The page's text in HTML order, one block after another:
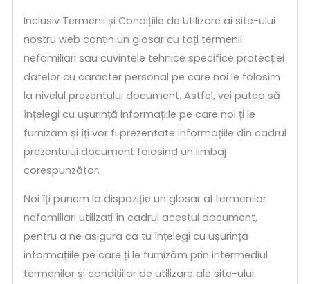
Inclusiv Termenii și Condițiile de Utilizare ai site-ului
nostru web conțin un glosar cu toți termenii
nefamiliari sau cuvintele tehnice specifice protecției
datelor cu caracter personal pe care noi le folosim
la nivelul prezentului document. Astfel, vei putea să
înțelegi cu ușurință informațiile pe care noi ți le
furnizăm și îți vor fi prezentate informațiile din cadrul
prezentului document folosind un limbaj
corespunzător.
Noi îți punem la dispoziție un glosar al termenilor
nefamiliari utilizați în cadrul acestui document,
pentru a ne asigura că tu înțelegi cu ușurință
informațiile pe care ți le furnizăm prin intermediul
termenilor și condițiilor de utilizare ale site-ului